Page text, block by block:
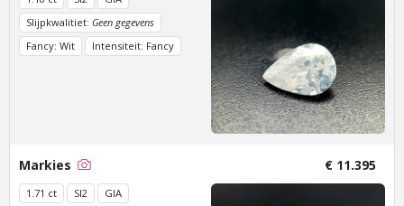
€ 500excl. BTW
Slijpkwalitiet: Geen gegevens
Fancy: Wit
Intensiteit: Fancy
Markies € 11.395
1.71 ct SI2 GIA